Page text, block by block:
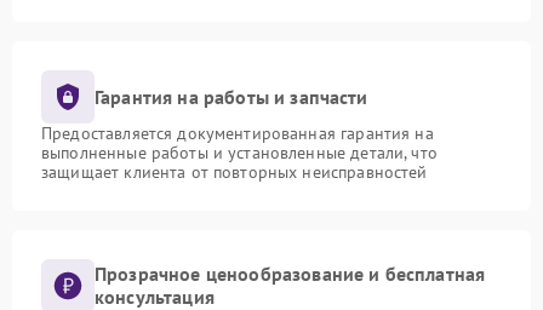
Гарантия на работы и запчасти
Предоставляется документированная гарантия на
выполненные работы и установленные детали, что
защищает клиента от повторных неисправностей
Прозрачное ценообразование и бесплатная
консультация